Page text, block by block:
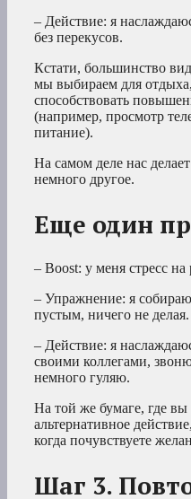
– Действие: я
без перекусов.
Кстати, большинство
мы выбираем для
способствовать
(например, просмотр
питание).
На самом деле нас
немного другое.
Еще один
– Boost: у меня стресс на
– Упражнение: я
пустым, ничего не делая.
– Действие: я
своими коллегами,
немного гуляю.
На той же бумаге, где
альтернативное
когда почувствуете
Шаг 3.